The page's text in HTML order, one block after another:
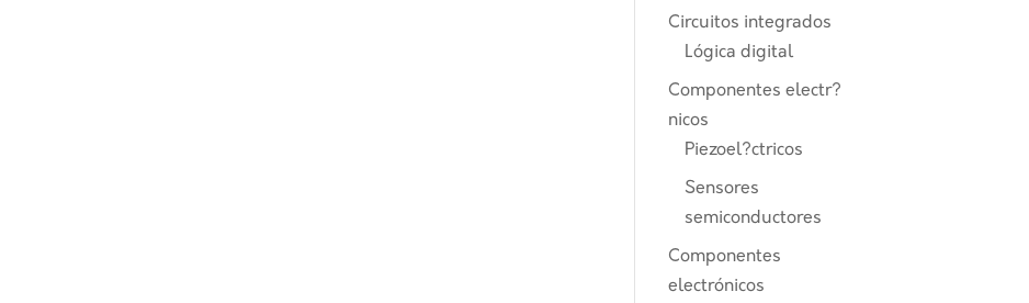
Circuitos integrados
Lógica digital
Componentes electr?
nicos
Piezoel?ctricos
Sensores
semiconductores
Componentes
electrónicos